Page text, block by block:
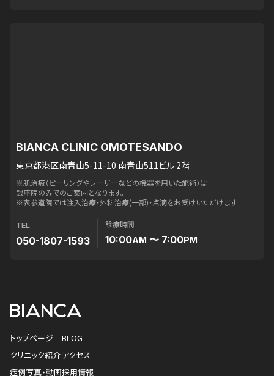
BIANCA CLINIC OMOTESANDO
東京都港区南青山5-11-10 南青山511ビル 2階
※肌治療（ピーリングやレーザーなどの機器を用いた施術）は
銀座院のみでのご案内となります。
※表参道院では注入治療・外科治療(一部)・点滴をお受けいただけます
TEL
050-1807-1593
診療時間
10:00AM 〜 7:00PM
トップページ
クリニック紹介
症例写真・動画
BLOG
アクセス
採用情報